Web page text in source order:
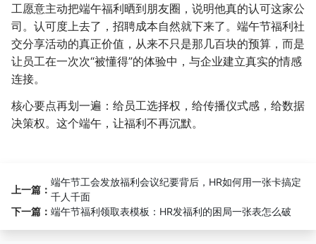
工愿意主动把端午福利晒到朋友圈，说明他真的认可这家公
司。认可度上去了，招聘成本自然就下来了。端午节福利社
交分享活动的真正价值，从来不只是那几百块的预算，而是
让员工在一次次“被懂得”的体验中，与企业建立真实的情感
连接。
核心要点再划一遍：给员工选择权，给传播仪式感，给数据
决策权。这个端午，让福利不再沉默。
上一篇：
端午节工会发放福利会议纪要背后，HR如何用一张卡搞定
千人千面
下一篇： 端午节福利领取表模板：HR发福利的困局一张表怎么破